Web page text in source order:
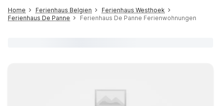
Home Ferienhaus Belgien
Ferienhaus Westhoek
Ferienhaus De Panne
Ferienhaus De Panne Ferienwohnungen